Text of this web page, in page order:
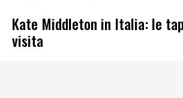
Kate Middleton in Italia: le
visita